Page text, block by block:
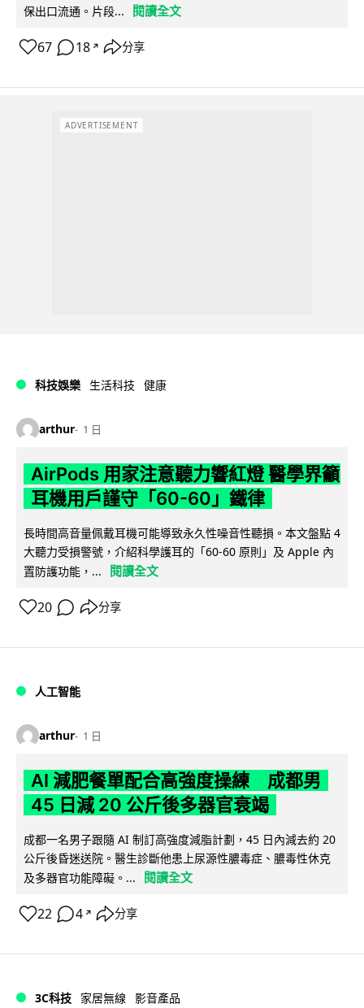
保出口流通。片段...
閱讀全文
67 18 ↗ 分享
ADVERTISEMENT
科技娛樂 生活科技 健康
arthur 1 日
AirPods 用家注意聽力響紅燈 醫學界籲
耳機用戶謹守「60-60」鐵律
長時間高音量佩戴耳機可能導致永久性噪音性聽損。本文盤點 4
大聽力受損警號，介紹科學護耳的「60-60 原則」及 Apple 內
置防護功能，...
閱讀全文
20 分享
人工智能
arthur 1 日
AI 減肥餐單配合高強度操練 成都男
45 日減 20 公斤後多器官衰竭
成都一名男子跟隨 AI 制訂高強度減脂計劃，45 日內減去約 20
公斤後昏迷送院。醫生診斷他患上尿源性膿毒症、膿毒性休克
及多器官功能障礙。...
閱讀全文
22 4 ↗ 分享
3C科技 家居無線 影音產品